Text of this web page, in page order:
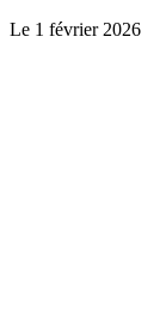
Le 1 février 2026